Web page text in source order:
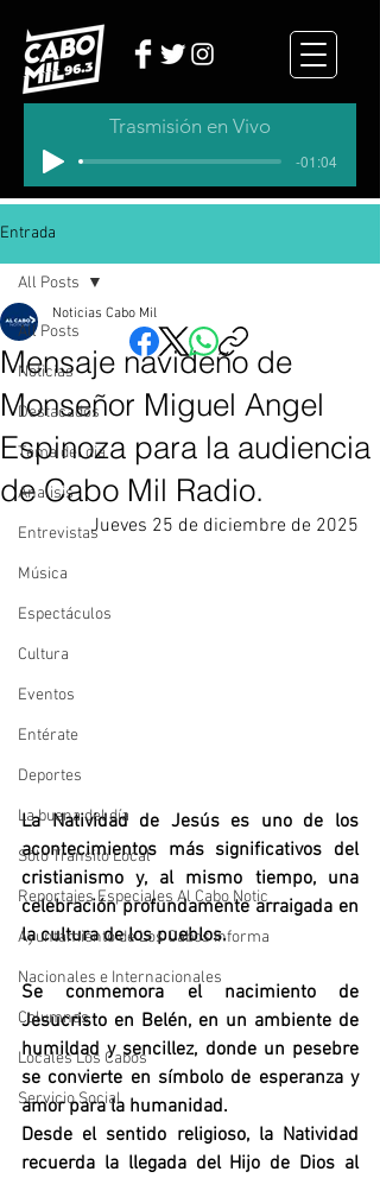
Trasmisión en Vivo
-01:04
Entrada
All Posts
Noticias
Destacados
Tema del dia
Analisis
Entrevistas
Música
Espectáculos
Cultura
Eventos
Entérate
Deportes
La buena del día
Sólo Tránsito Local
Reportajes Especiales Al Cabo Notic
Ayuntamiento de Los Cabos Informa
Nacionales e Internacionales
Columnas
Locales Los Cabos
Servicio Social
All Posts
Mensaje navideño de
Monseñor Miguel Angel
Espinoza para la audiencia
de Cabo Mil Radio.
Noticias Cabo Mil
Jueves 25 de diciembre de 2025
La Natividad de Jesús es uno de los
acontecimientos más significativos del
cristianismo y, al mismo tiempo, una
celebración profundamente arraigada en
la cultura de los pueblos.
Se conmemora el nacimiento de
Jesucristo en Belén, en un ambiente de
humildad y sencillez, donde un pesebre
se convierte en símbolo de esperanza y
amor para la humanidad.
Desde el sentido religioso, la Natividad
recuerda la llegada del Hijo de Dios al